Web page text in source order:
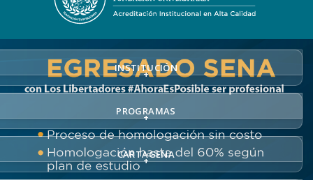
INSTITUCIÓN
+
PROGRAMAS
+
CARTAGENA
+